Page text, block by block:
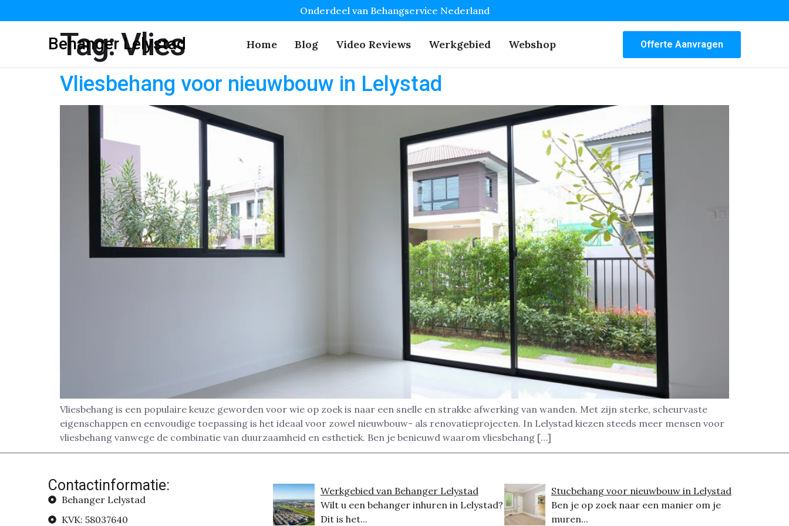
Onderdeel van Behangservice Nederland
Behanger Lelystad Home Blog Video Reviews Werkgebied Webshop Offerte Aanvragen
Tag:Vlies
Vliesbehang voor nieuwbouw in Lelystad
Vliesbehang is een populaire keuze geworden voor wie op zoek is naar een snelle en strakke afwerking van wanden. Met zijn sterke, scheurvaste
eigenschappen en eenvoudige toepassing is het ideaal voor zowel nieuwbouw- als renovatieprojecten. In Lelystad kiezen steeds meer mensen voor
vliesbehang vanwege de combinatie van duurzaamheid en esthetiek. Ben je benieuwd waarom vliesbehang […]
Contactinformatie:
Behanger Lelystad
KVK: 58037640
Werkgebied van Behanger Lelystad
Wilt u een behanger inhuren in Lelystad?
Dit is het...
Stucbehang voor nieuwbouw in Lelystad
Ben je op zoek naar een manier om je
muren...